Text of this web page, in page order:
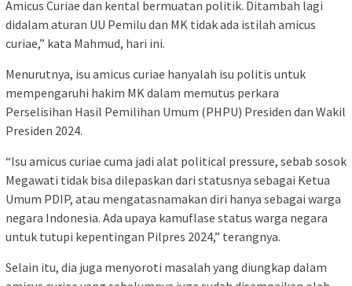
Amicus Curiae dan kental bermuatan politik. Ditambah lagi
didalam aturan UU Pemilu dan MK tidak ada istilah amicus
curiae,” kata Mahmud, hari ini.
Menurutnya, isu amicus curiae hanyalah isu politis untuk
mempengaruhi hakim MK dalam memutus perkara
Perselisihan Hasil Pemilihan Umum (PHPU) Presiden dan Wakil
Presiden 2024.
“Isu amicus curiae cuma jadi alat political pressure, sebab sosok
Megawati tidak bisa dilepaskan dari statusnya sebagai Ketua
Umum PDIP, atau mengatasnamakan diri hanya sebagai warga
negara Indonesia. Ada upaya kamuflase status warga negara
untuk tutupi kepentingan Pilpres 2024,” terangnya.
Selain itu, dia juga menyoroti masalah yang diungkap dalam